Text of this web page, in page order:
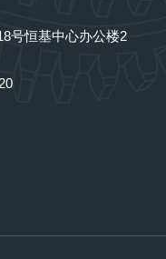
号恒基中心办公楼2